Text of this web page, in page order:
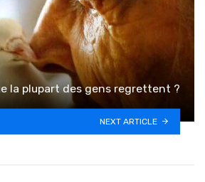
la plupart des gens regrettent ?
NEXT ARTICLE